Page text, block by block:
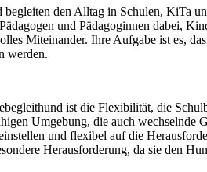
den Alltag in Schulen, KiTa
und Pädagoginnen dabei,
Miteinander. Ihre Aufgabe ist es,
werden.
ist die Flexibilität, die
Umgebung, die auch wechselnde
und flexibel auf die
Herausforderung, da sie den